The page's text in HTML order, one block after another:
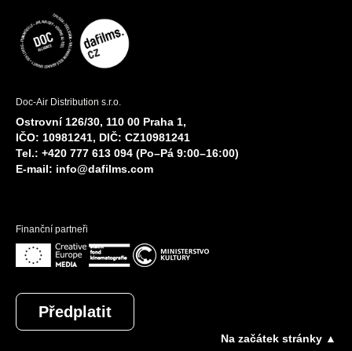
Doc-Air Distribution s.r.o.
Ostrovní 126/30, 110 00 Praha 1,
IČO: 10981241, DIČ: CZ10981241
Tel.: +420 777 613 094 (Po–Pá 9:00–16:00)
E-mail: info@dafilms.com
Finanční partneři
Předplatit
Na začátek stránky ▲